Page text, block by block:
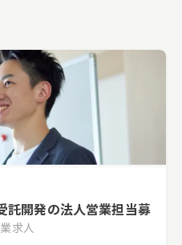
託開発の法人営業担当募
求人